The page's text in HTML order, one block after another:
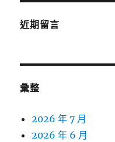
近期留言
彙整
2026 年 7 月
2026 年 6 月